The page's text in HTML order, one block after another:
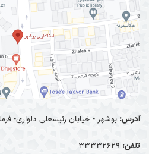
آدرس: بوشهر - خیابان رئیسعلی دلواری-
تلفن: 33332629